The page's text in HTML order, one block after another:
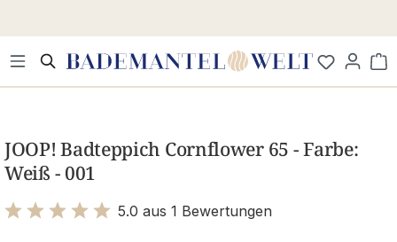
JOOP! Badteppich Cornflower 65 - Farbe:
Weiß - 001
5.0 aus 1 Bewertungen